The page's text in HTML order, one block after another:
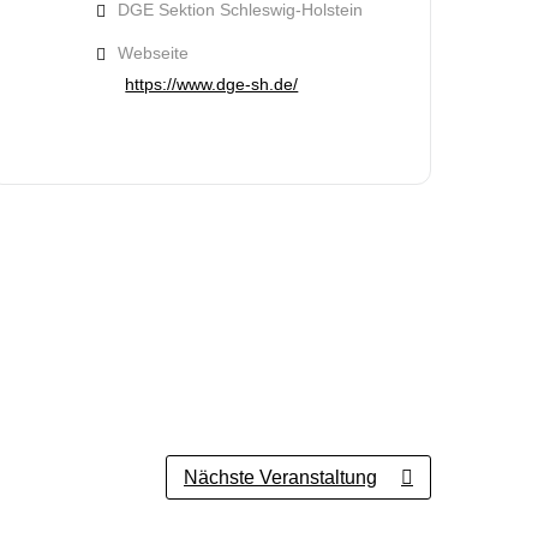
DGE Sektion Schleswig-Holstein
Webseite
https://www.dge-sh.de/
Nächste Veranstaltung